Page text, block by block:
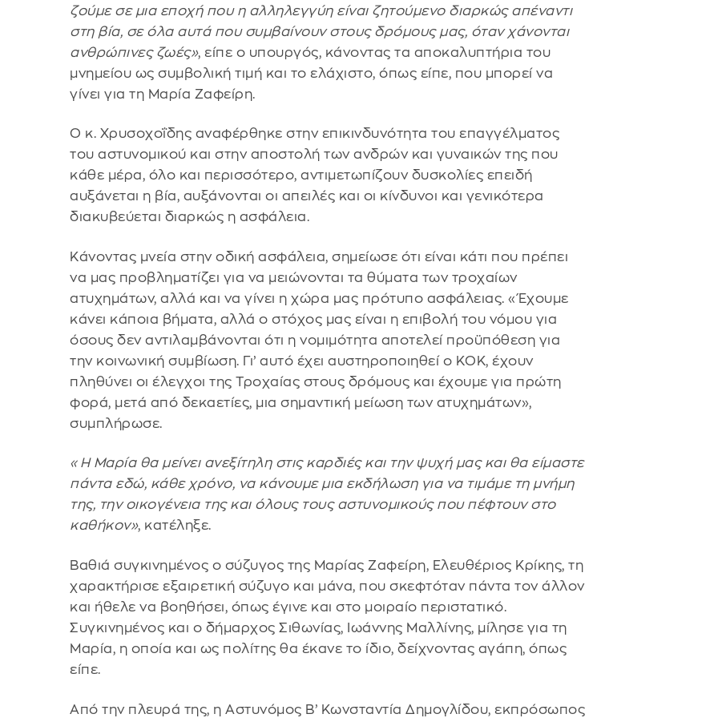
ζούμε σε μια εποχή που η αλληλεγγύη είναι ζητούμενο διαρκώς απέναντι
στη βία, σε όλα αυτά που συμβαίνουν στους δρόμους μας, όταν χάνονται
ανθρώπινες ζωές», είπε ο υπουργός, κάνοντας τα αποκαλυπτήρια του
μνημείου ως συμβολική τιμή και το ελάχιστο, όπως είπε, που μπορεί να
γίνει για τη Μαρία Ζαφείρη.
Ο κ. Χρυσοχοΐδης αναφέρθηκε στην επικινδυνότητα του επαγγέλματος
του αστυνομικού και στην αποστολή των ανδρών και γυναικών της που
κάθε μέρα, όλο και περισσότερο, αντιμετωπίζουν δυσκολίες επειδή
αυξάνεται η βία, αυξάνονται οι απειλές και οι κίνδυνοι και γενικότερα
διακυβεύεται διαρκώς η ασφάλεια.
Κάνοντας μνεία στην οδική ασφάλεια, σημείωσε ότι είναι κάτι που πρέπει
να μας προβληματίζει για να μειώνονται τα θύματα των τροχαίων
ατυχημάτων, αλλά και να γίνει η χώρα μας πρότυπο ασφάλειας. «Έχουμε
κάνει κάποια βήματα, αλλά ο στόχος μας είναι η επιβολή του νόμου για
όσους δεν αντιλαμβάνονται ότι η νομιμότητα αποτελεί προϋπόθεση για
την κοινωνική συμβίωση. Γι’ αυτό έχει αυστηροποιηθεί ο ΚΟΚ, έχουν
πληθύνει οι έλεγχοι της Τροχαίας στους δρόμους και έχουμε για πρώτη
φορά, μετά από δεκαετίες, μια σημαντική μείωση των ατυχημάτων»,
συμπλήρωσε.
«Η Μαρία θα μείνει ανεξίτηλη στις καρδιές και την ψυχή μας και θα είμαστε
πάντα εδώ, κάθε χρόνο, να κάνουμε μια εκδήλωση για να τιμάμε τη μνήμη
της, την οικογένεια της και όλους τους αστυνομικούς που πέφτουν στο
καθήκον», κατέληξε.
Βαθιά συγκινημένος ο σύζυγος της Μαρίας Ζαφείρη, Ελευθέριος Κρίκης, τη
χαρακτήρισε εξαιρετική σύζυγο και μάνα, που σκεφτόταν πάντα τον άλλον
και ήθελε να βοηθήσει, όπως έγινε και στο μοιραίο περιστατικό.
Συγκινημένος και ο δήμαρχος Σιθωνίας, Ιωάννης Μαλλίνης, μίλησε για τη
Μαρία, η οποία και ως πολίτης θα έκανε το ίδιο, δείχνοντας αγάπη, όπως
είπε.
Από την πλευρά της, η Αστυνόμος Β’ Κωνσταντία Δημογλίδου, εκπρόσωπος